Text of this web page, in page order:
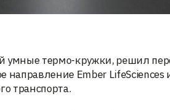
умные термо-кружки, решил
направление Ember LifeSciences
транспорта.